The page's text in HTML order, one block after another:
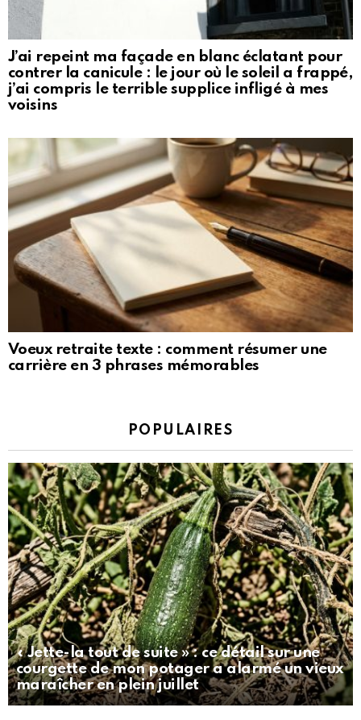
J’ai repeint ma façade en blanc éclatant pour
contrer la canicule : le jour où le soleil a frappé,
j’ai compris le terrible supplice infligé à mes
voisins
Voeux retraite texte : comment résumer une
carrière en 3 phrases mémorables
POPULAIRES
« Jette-la tout de suite » : ce détail sur une
courgette de mon potager a alarmé un vieux
maraîcher en plein juillet